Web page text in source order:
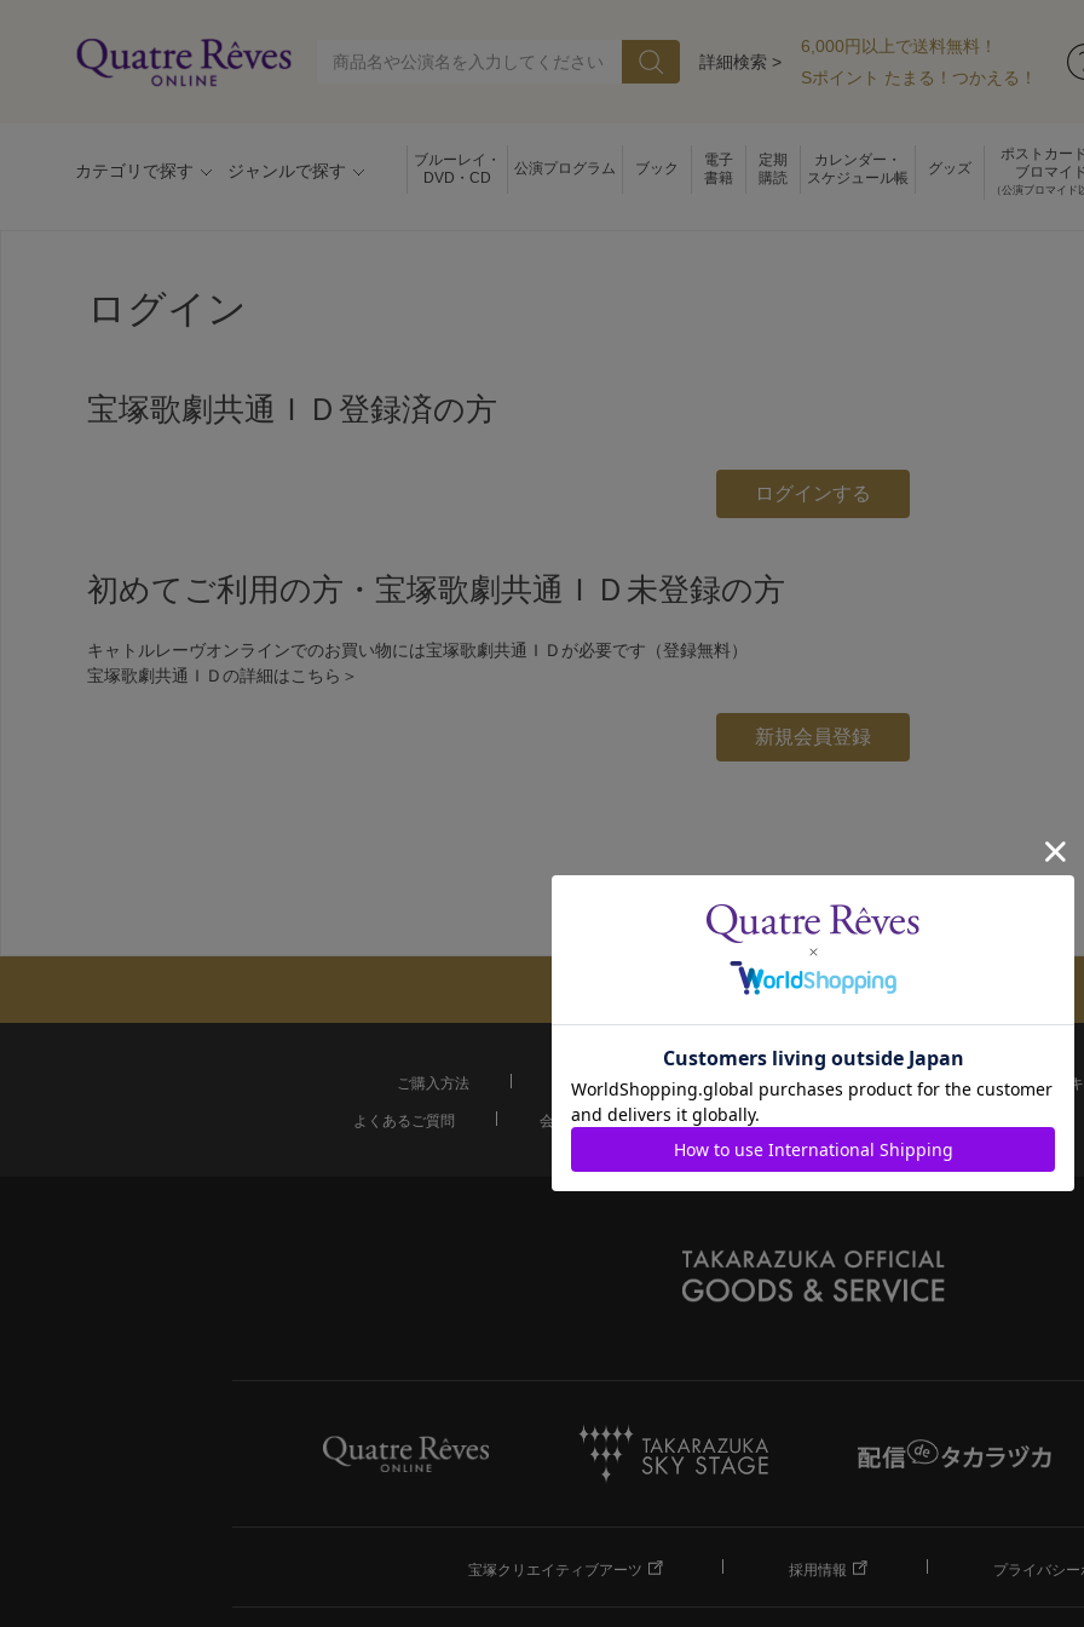
詳細検索 >
6,000円以上で送料無料！
Sポイント たまる！つかえる！
カテゴリで探す ジャンルで探す
ブルーレイ・
DVD・CD
公演プログラム ブック
電子
書籍
定期
購読
カレンダー・
スケジュール帳
グッズ
ポストカー
ブロマイド
（公演ブロマイド
ログイン
宝塚歌劇共通ＩＤ登録済の方
初めてご利用の方・宝塚歌劇共通ＩＤ未登録の方
キャトルレーヴオンラインでのお買い物には宝塚歌劇共通ＩＤが必要です（登録無料）
宝塚歌劇共通ＩＤの詳細は こちら＞
メールマガジンのご案内
ご購入方法 配送について お支払い方法 決済について
よくあるご質問
会員ページ 宝塚歌劇共通ID新規会員登録
宝塚クリエイティブアーツ 採用情報 プライバシ